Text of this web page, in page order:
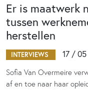
Er is maatwerk
tussen
herstellen
INTERVIEWS 17 /
Sofia Van Overmeire
af en toe naar haar